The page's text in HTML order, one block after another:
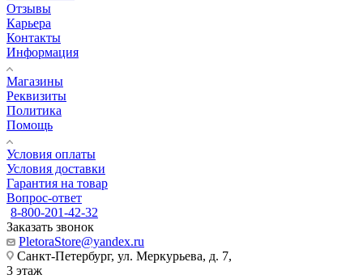
Отзывы
Карьера
Контакты
Информация
Магазины
Реквизиты
Политика
Помощь
Условия оплаты
Условия доставки
Гарантия на товар
Вопрос-ответ
8-800-201-42-32
Заказать звонок
PletoraStore@yandex.ru
Санкт-Петербург, ул. Меркурьева, д. 7,
3 этаж